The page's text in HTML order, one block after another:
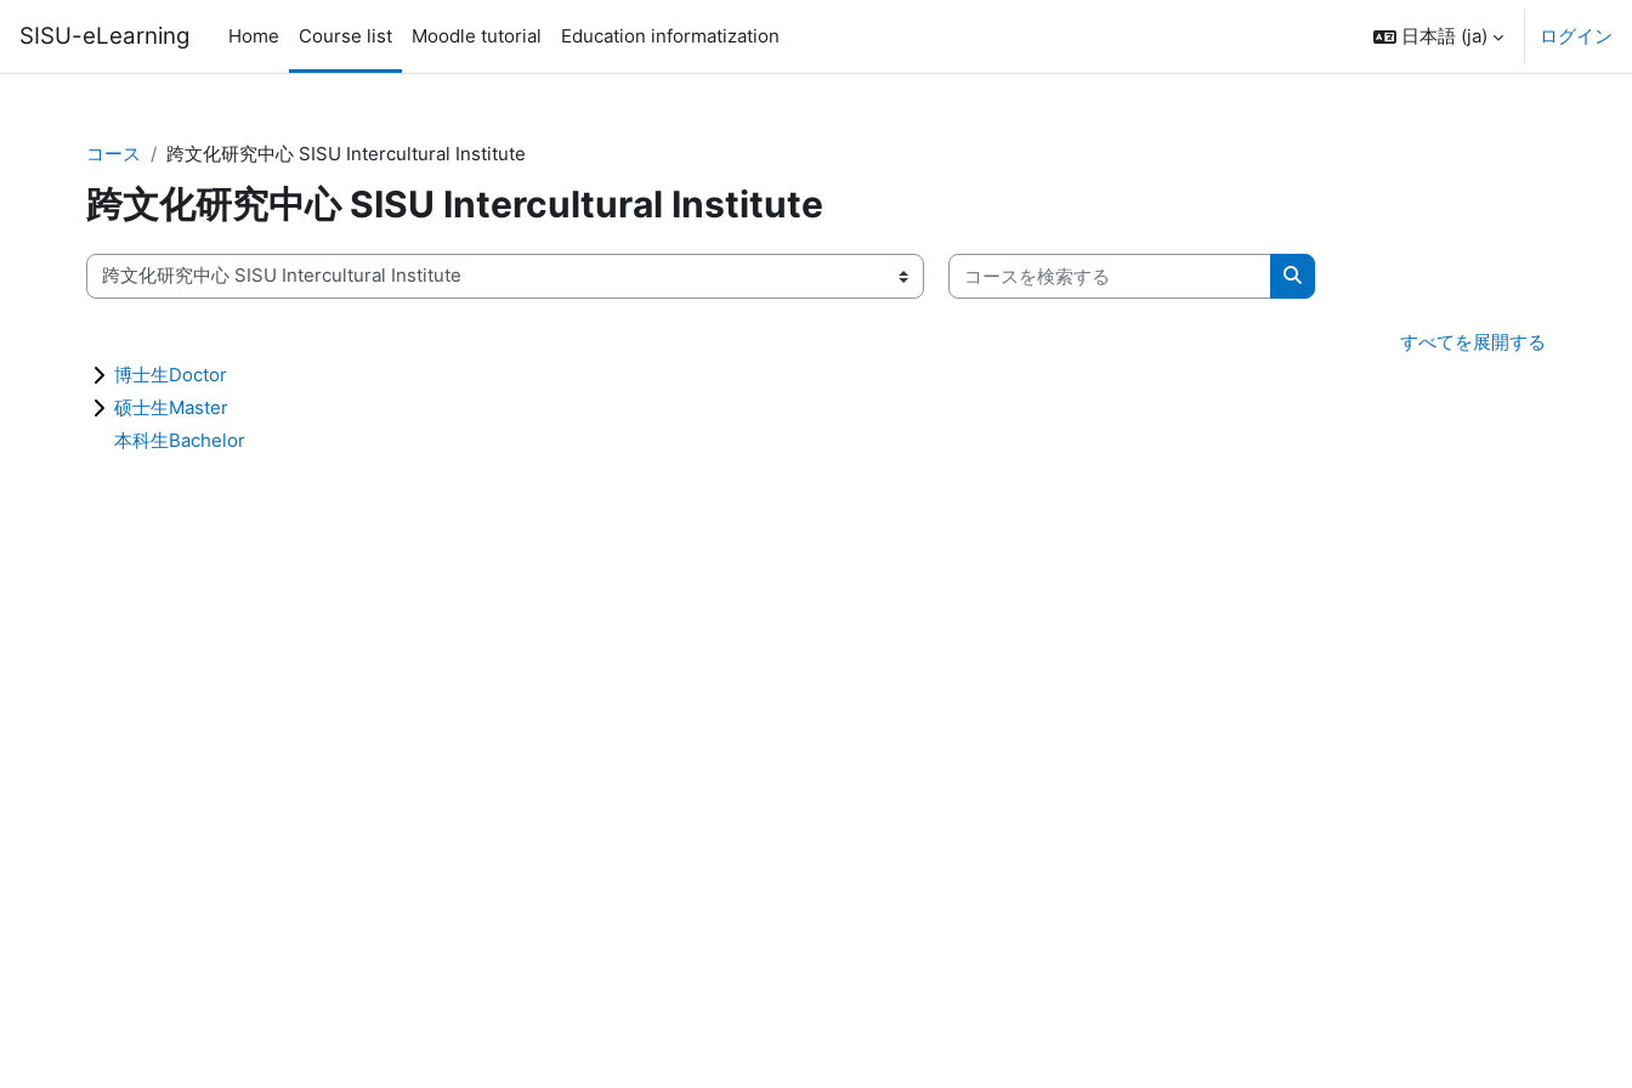
SISU-eLearning Home Course list Moodle tutorial Education informatization 日本語 ‎(ja)‎ ログイン
コース 跨文化研究中心 SISU Intercultural Institute
跨文化研究中心 SISU Intercultural Institute
コースカテゴリ
コースを検索する
コースを検索する
すべてを展開する
博士生Doctor
硕士生Master
本科生Bachelor